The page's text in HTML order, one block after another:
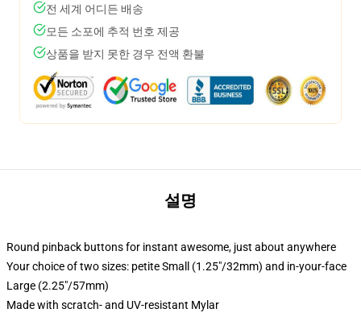
전 세계 어디든 배송
모든 소포에 추적 번호 제공
상품을 받지 못한 경우 전액 환불
설명
Round pinback buttons for instant awesome, just about anywhere
Your choice of two sizes: petite Small (1.25"/32mm) and in-your-face
Large (2.25"/57mm)
Made with scratch- and UV-resistant Mylar